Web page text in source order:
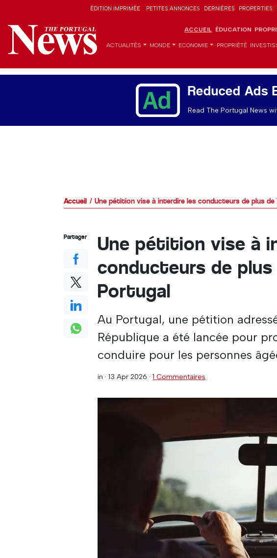
ÉDITION IMPRIMÉE PETITES ANNONCES DERNIÈRES PROPERTIES
ACCUEIL ÉDUCATION
ACTUALITÉS MONDE ECONOMIE PROPRIÉTÉ
Reduced Ads
Read The Portugal News
Accueil Une pétition vise à interdire les conducteurs de plus de
Une pétition vise à
conducteurs de plus
Portugal
Au Portugal, une pétition
République a été lancée pour
conduire pour les personnes
in ·13 Apr 2026 ·1 Commentaires
Partager